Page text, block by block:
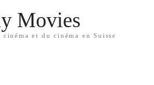
Movies
et du cinéma en Suisse